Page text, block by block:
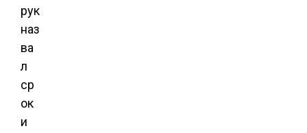
рук
наз
ва
л
ср
ок
и